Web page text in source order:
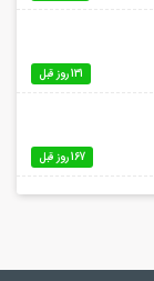
131 روز قبل
167 روز قبل